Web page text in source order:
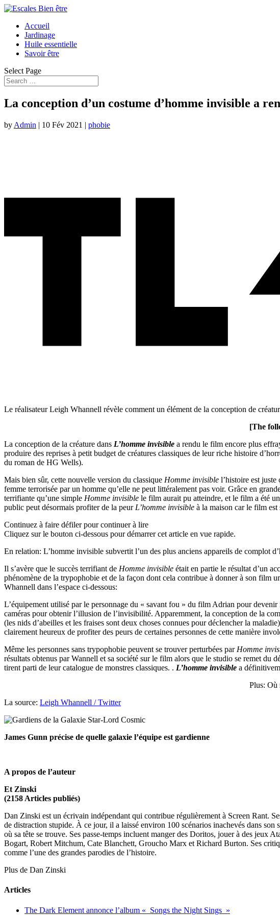
Accueil
Jardinage
Huile essentielle
Savoir être
Select Page
La conception d’un costume d’homme invisible a
by Admin | 10 Fév 2021 | phobie
Le réalisateur Leigh Whannell révèle comment un élément de la conception de
[The
La conception de la créature dans L’homme invisible a rendu le film encore plus
produire des reprises à petit budget de créatures classiques de leur riche histoire
du roman de HG Wells).
Mais bien sûr, cette nouvelle version du classique Homme invisible l’histoire est
femme terrorisée par un homme qu’elle ne peut littéralement pas voir. Grâce en
terrifiante qu’une simple Homme invisible le film aurait pu atteindre, et le film a été
public peut désormais profiter de la peur L’homme invisible à la maison car le film
Continuez à faire défiler pour continuer à lire
Cliquez sur le bouton ci-dessous pour démarrer cet article en vue rapide.
En relation: L’homme invisible subvertit l’un des plus anciens appareils de complot
Il s’avère que le succès terrifiant de Homme invisible était en partie le résultat d’un
phénomène de la trypophobie et de la façon dont cela contribue à donner à son film
Whannell dans l’espace ci-dessous:
L’équipement utilisé par le personnage du « savant fou » du film Adrian pour
caméras pour obtenir l’illusion de l’invisibilité. Apparemment, la conception de la
(les nids d’abeilles et les fraises sont deux choses connues pour déclencher la
clairement heureux de profiter des peurs de certaines personnes de cette manière
Même les personnes sans trypophobie peuvent se trouver perturbées par Homme
résultats obtenus par Wannell et sa société sur le film alors que le studio se remet du
tirent parti de leur catalogue de monstres classiques. . L’homme invisible a
Plus: Où
La source: Leigh Whannell / Twitter
James Gunn précise de quelle galaxie l’équipe est gardienne
A propos de l’auteur
Et Zinski
(2158 Articles publiés)
Dan Zinski est un écrivain indépendant qui contribue régulièrement à Screen Rant.
de distraction stupide. À ce jour, il a laissé environ 100 scénarios inachevés dans
où sa tête se trouve. Ses passe-temps incluent manger des Doritos, jouer à des jeux
Bogart, Robert Mitchum, Cate Blanchett, Groucho Marx et Richard Burton. Ses
comme l’une des grandes parodies de l’histoire.
Plus de Dan Zinski
Articles
The Dark Element annonce l’album « Songs the Night Sings »